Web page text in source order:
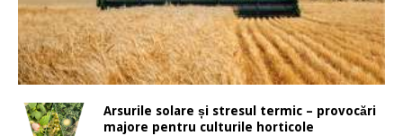
Arsurile solare și stresul termic – provocări
majore pentru culturile horticole